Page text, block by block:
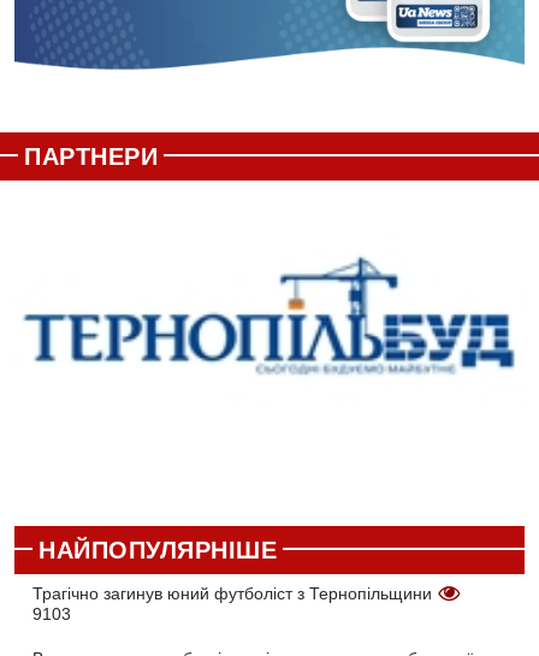
ПАРТНЕРИ
НАЙПОПУЛЯРНІШЕ
Трагічно загинув юний футболіст з Тернопільщини
9103